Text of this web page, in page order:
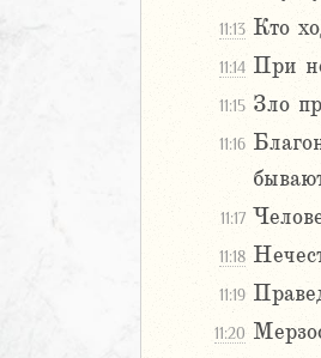
11:13 Кто
11:14 При
11:15 Зло
11:16
11:17
11:18
11:19
11:20